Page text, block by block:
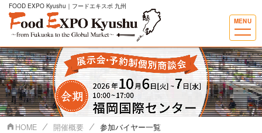
FOOD EXPO Kyushu｜フードエキスポ 九州
MENU
HOME 開催概要 参加バイヤー一覧